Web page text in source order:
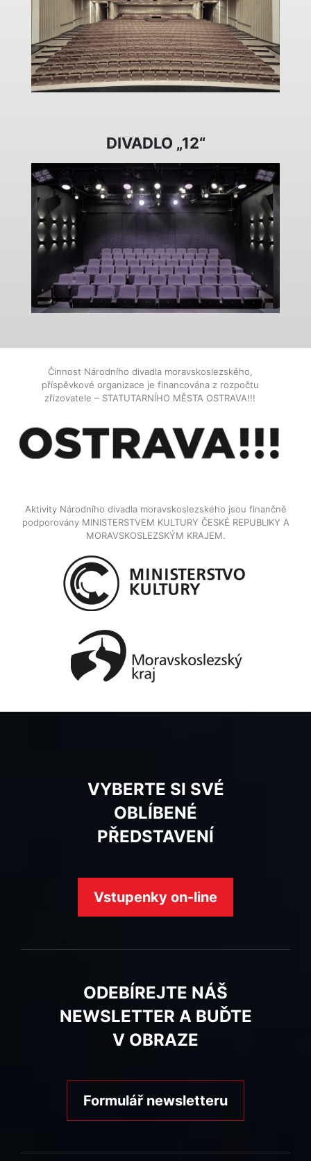
DIVADLO „12“
Činnost Národního divadla moravskoslezského,
příspěvkové organizace je financována z rozpočtu
zřizovatele – STATUTARNÍHO MĚSTA OSTRAVA!!!
Aktivity Národního divadla moravskoslezského jsou finančně
podporovány MINISTERSTVEM KULTURY ČESKÉ REPUBLIKY A
MORAVSKOSLEZSKÝM KRAJEM.
VYBERTE SI SVÉ
OBLÍBENÉ
PŘEDSTAVENÍ
Vstupenky on-line
ODEBÍREJTE NÁŠ
NEWSLETTER A BUĎTE
V OBRAZE
Formulář newsletteru